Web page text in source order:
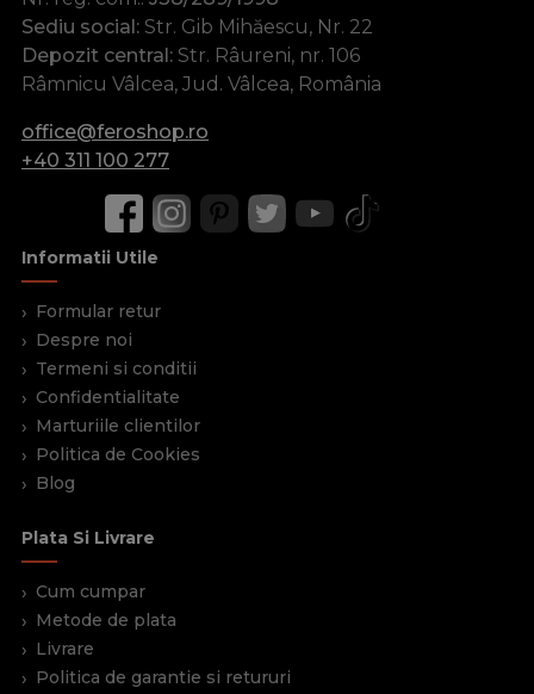
Sediu social: Str. Gib Mihăescu, Nr. 22
Depozit central: Str. Râureni, nr. 106
Râmnicu Vâlcea, Jud. Vâlcea, România
office@feroshop.ro
+40 311 100 277
Informatii Utile
Formular retur
Despre noi
Termeni si conditii
Confidentialitate
Marturiile clientilor
Politica de Cookies
Blog
Plata Si Livrare
Cum cumpar
Metode de plata
Livrare
Politica de garantie si retururi